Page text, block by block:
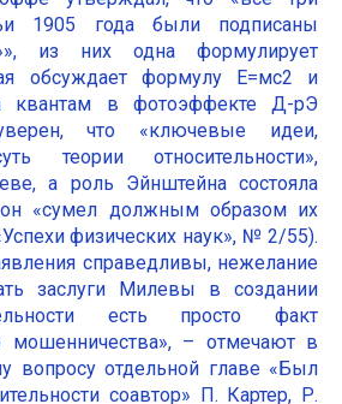
1905 года были подписаны
из них одна формулирует
обсуждает формулу Е=мс2 и
квантам в фотоэффекте Д-рЭ
что «ключевые идеи,
теории относительности»,
а роль Эйнштейна состояла
«сумел должным образом их
физических наук», № 2/55).
справедливы, нежелание
заслуги Милевы в создании
есть просто факт
мошенничества», – отмечают в
вопросу отдельной главе «Был
соавтор» П. Картер, Р.